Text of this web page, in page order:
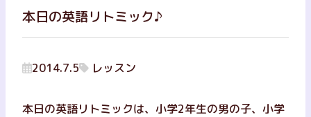
本日の英語リトミック♪
2014.7.5 レッスン
本日の英語リトミックは、小学2年生の男の子、小学